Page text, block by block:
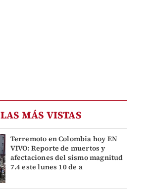
LAS MÁS VISTAS
Terremoto en Colombia hoy EN
VIVO: Reporte de muertos y
afectaciones del sismo magnitud
7.4 este lunes 10 de a